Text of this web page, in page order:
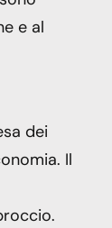
e al
dei
Il